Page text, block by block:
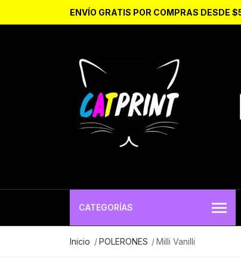
ENVÍO GRATIS POR COMPRAS DESDE
CATEGORÍAS
Inicio POLERONES Milli Vanilli